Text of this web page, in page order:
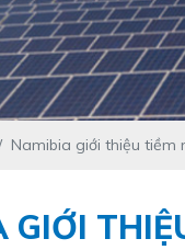
Namibia giới thiệu tiềm
GIỚI